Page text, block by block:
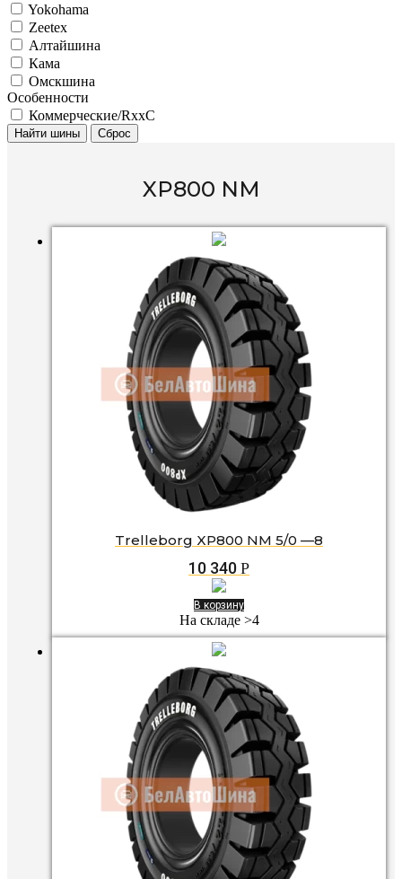
Yokohama
Zeetex
Алтайшина
Кама
Омскшина
Особенности
Коммерческие/RxxC
Найти шины Сброс
XP800 NM
Trelleborg XP800 NM 5/0 —8
10 340 Р
В корзину
На складе >4